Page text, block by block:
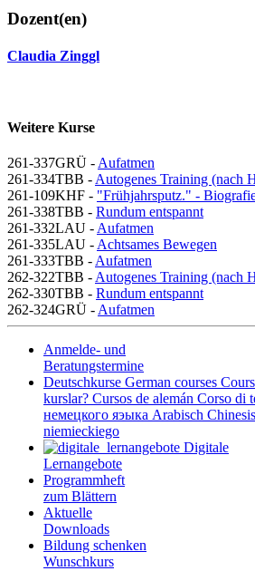
Dozent(en)
Claudia Zinggl
Weitere Kurse
261-337GRÜ - Aufatmen
261-334TBB - Autogenes Training (nach
261-109KHF - "Frühjahrsputz." -
261-338TBB - Rundum entspannt
261-332LAU - Aufatmen
261-335LAU - Achtsames Bewegen
261-333TBB - Aufatmen
262-322TBB - Autogenes Training (nach
262-330TBB - Rundum entspannt
262-324GRÜ - Aufatmen
Anmelde- und
Beratungstermine
Deutschkurse German courses
kurslar? Cursos de alemán Corso di
немецкого яэыка Arabisch
niemieckiego
Digitale
Lernangebote
Programmheft
zum Blättern
Aktuelle
Downloads
Bildung schenken
Wunschkurs